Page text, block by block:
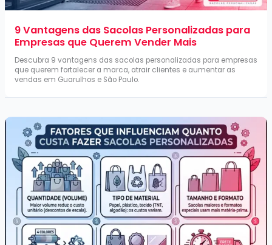
9 Vantagens das Sacolas Personalizadas para
Empresas que Querem Vender Mais
Descubra 9 vantagens das sacolas personalizadas para empresas
que querem fortalecer a marca, atrair clientes e aumentar as
vendas em Guarulhos e São Paulo.